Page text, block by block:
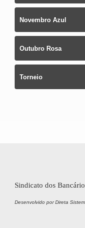
Novembro Azul
Outubro Rosa
Torneio
Sindicato dos
Desenvolvido por Direta